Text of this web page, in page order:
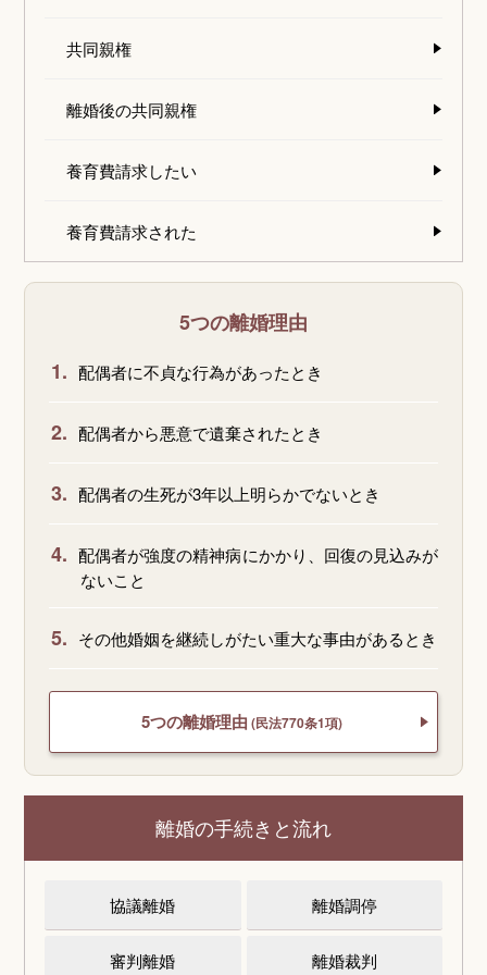
共同親権
離婚後の共同親権
養育費請求したい
養育費請求された
5つの離婚理由
1. 配偶者に不貞な行為があったとき
2. 配偶者から悪意で遺棄されたとき
3. 配偶者の生死が3年以上明らかでないとき
4. 配偶者が強度の精神病にかかり、回復の見込みが
ないこと
5. その他婚姻を継続しがたい重大な事由があるとき
5つの離婚理由 (民法770条1項)
離婚の手続きと流れ
協議離婚 離婚調停
審判離婚 離婚裁判